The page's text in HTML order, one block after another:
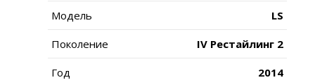
Модель LS
Поколение IV Рестайлинг 2
Год 2014